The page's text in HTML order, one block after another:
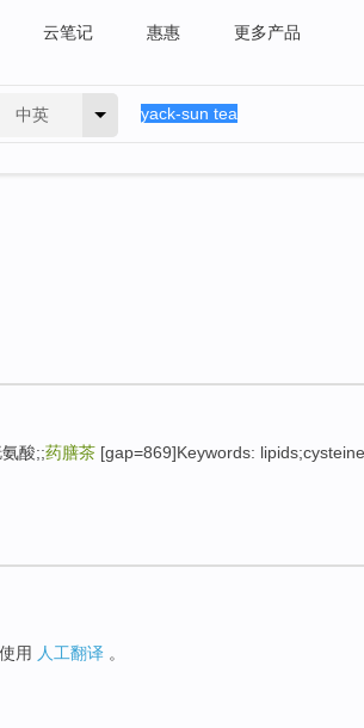
云笔记 惠惠 更多产品
中英
酸;;药膳茶 [gap=869]Keywords:
用 人工翻译 。